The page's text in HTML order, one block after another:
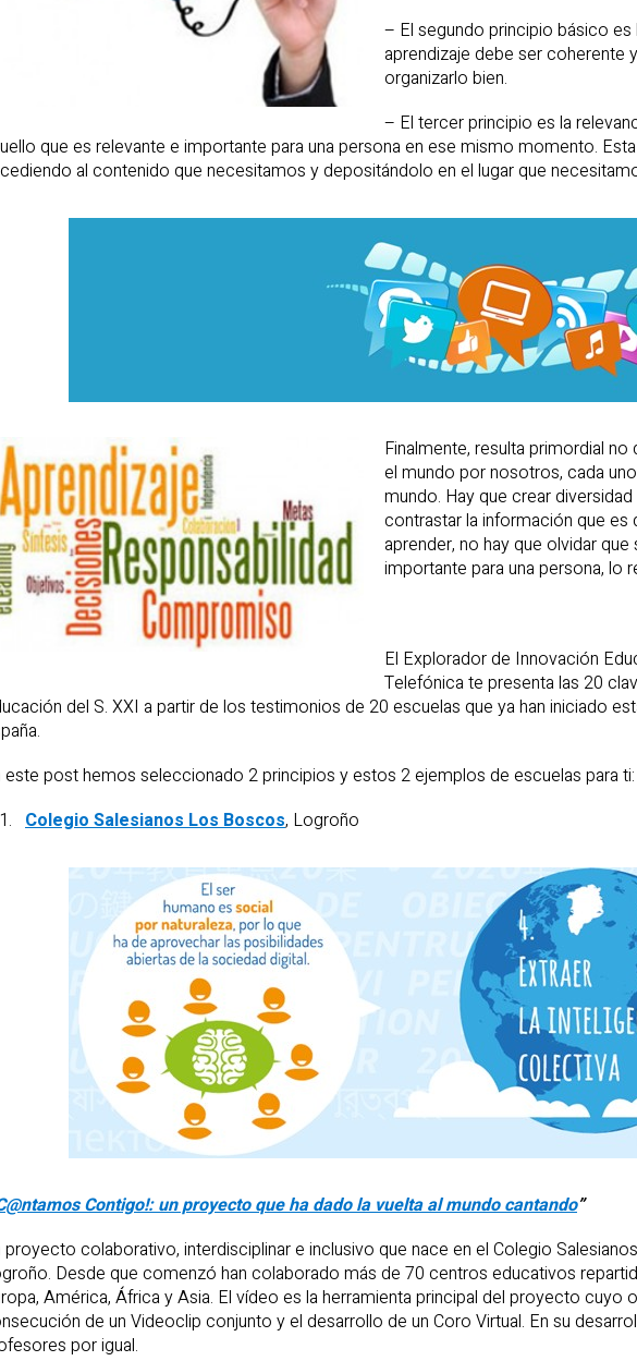
– El segundo principio básico es
aprendizaje debe ser coherente
organizarlo bien.
– El tercer principio es la
que es relevante e importante para una persona en ese mismo momento.
al contenido que necesitamos y depositándolo en el lugar que
Finalmente, resulta primordial
el mundo por nosotros, cada
mundo. Hay que crear
contrastar la información que es
aprender, no hay que olvidar
importante para una persona, lo
El Explorador de Innovación
Telefónica te presenta las 20
del S. XXI a partir de los testimonios de 20 escuelas que ya han iniciado
este post hemos seleccionado 2 principios y estos 2 ejemplos de escuelas para ti:
Colegio Salesianos Los Boscos, Logroño
Contigo!: un proyecto que ha dado la vuelta al mundo cantando”
proyecto colaborativo, interdisciplinar e inclusivo que nace en el Colegio
Desde que comenzó han colaborado más de 70 centros educativos
América, África y Asia. El vídeo es la herramienta principal del proyecto cuyo
de un Videoclip conjunto y el desarrollo de un Coro Virtual. En su
por igual.